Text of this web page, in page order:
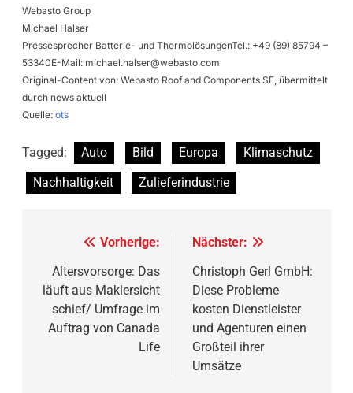
Webasto Group
Michael Halser
Pressesprecher Batterie- und ThermolösungenTel.: +49 (89) 85794 –
53340E-Mail: michael.halser@webasto.com
Original-Content von: Webasto Roof and Components SE, übermittelt
durch news aktuell
Quelle: ots
Tagged: Auto Bild Europa
Klimaschutz
Nachhaltigkeit
Zulieferindustrie
Beitragsnavigation
Vorherige:
Altersvorsorge: Das
läuft aus Maklersicht
schief/ Umfrage im
Auftrag von Canada
Life
Nächster:
Christoph Gerl GmbH:
Diese Probleme
kosten Dienstleister
und Agenturen einen
Großteil ihrer
Umsätze